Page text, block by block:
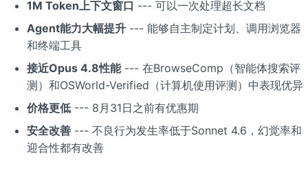
1M Token上下文窗口 --- 可以一次处理超长文档
Agent能力大幅提升--- 能够自主制定计划、调用浏览器
和终端工具
接近Opus 4.8性能--- 在BrowseComp（智能体搜索评
测）和OSWorld-Verified（计算机使用评测）中表现优异
价格更低--- 8月31日之前有优惠期
安全改善--- 不良行为发生率低于Sonnet 4.6，幻觉率和
迎合性都有改善